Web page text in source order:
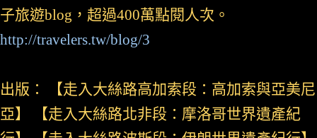
子旅遊blog，超過400萬點閱人次。
http://travelers.tw/blog/3
出版： 【走入大絲路高加索段：高加索與亞美尼
亞】 【走入大絲路北非段：摩洛哥世界遺產紀